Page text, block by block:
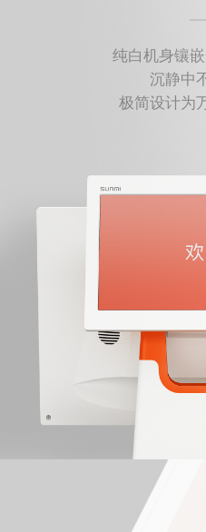
纯白机身镶
沉静中
极简设计为